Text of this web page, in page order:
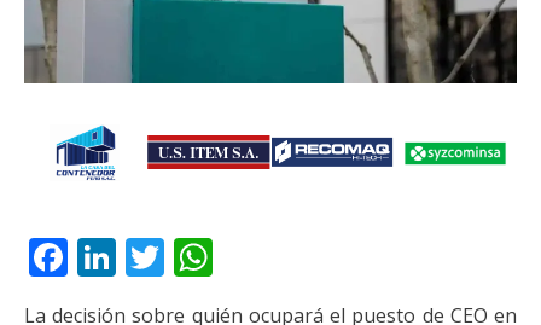
Facebook
LinkedIn
Twitter
La decisión sobre quién ocupará el puesto de CEO en